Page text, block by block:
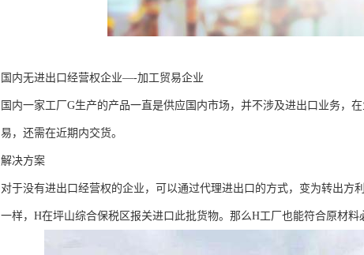
国内无进出口经营权企业—-加工贸易企业
国内一家工厂G生产的产品一直是供应国内市场，并不涉及进出口业务，
易，还需在近期内交货。
解决方案
对于没有进出口经营权的企业，可以通过代理进出口的方式，变为转出方
一样，H在坪山综合保税区报关进口此批货物。那么H工厂也能符合原材料